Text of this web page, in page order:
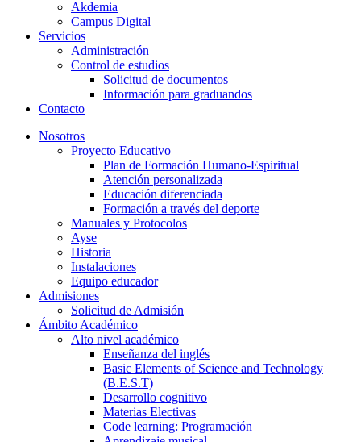
Akdemia
Campus Digital
Servicios
Administración
Control de estudios
Solicitud de documentos
Información para graduandos
Contacto
Nosotros
Proyecto Educativo
Plan de Formación Humano-Espiritual
Atención personalizada
Educación diferenciada
Formación a través del deporte
Manuales y Protocolos
Ayse
Historia
Instalaciones
Equipo educador
Admisiones
Solicitud de Admisión
Ámbito Académico
Alto nivel académico
Enseñanza del inglés
Basic Elements of Science and Technology
(B.E.S.T)
Desarrollo cognitivo
Materias Electivas
Code learning: Programación